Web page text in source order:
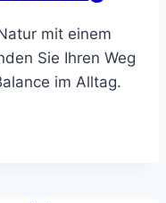
mit einem
Sie Ihren Weg
im Alltag.